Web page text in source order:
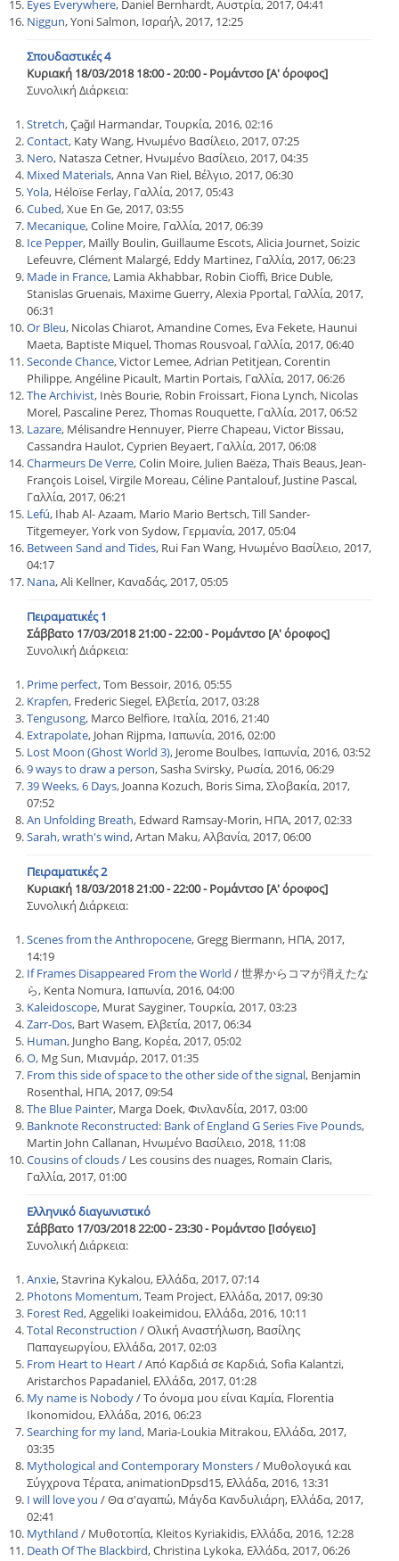
Eyes Everywhere, Daniel Bernhardt, Αυστρία, 2017, 04:41
Niggun, Yoni Salmon, Ισραήλ, 2017, 12:25
Σπουδαστικές 4
Κυριακή 18/03/2018 18:00 - 20:00 - Ρομάντσο [Α' όροφος]
Συνολική Διάρκεια:
Stretch, Çağıl Harmandar, Τουρκία, 2016, 02:16
Contact, Katy Wang, Ηνωμένο Βασίλειο, 2017, 07:25
Nero, Natasza Cetner, Ηνωμένο Βασίλειο, 2017, 04:35
Mixed Materials, Anna Van Riel, Βέλγιο, 2017, 06:30
Yola, Héloïse Ferlay, Γαλλία, 2017, 05:43
Cubed, Xue En Ge, 2017, 03:55
Mecanique, Coline Moire, Γαλλία, 2017, 06:39
Ice Pepper, Maïlly Boulin, Guillaume Escots, Alicia Journet, Soizic
Lefeuvre, Clément Malargé, Eddy Martinez, Γαλλία, 2017, 06:23
Made in France, Lamia Akhabbar, Robin Cioffi, Brice Duble,
Stanislas Gruenais, Maxime Guerry, Alexia Pportal, Γαλλία, 2017,
06:31
Or Bleu, Nicolas Chiarot, Amandine Comes, Eva Fekete, Haunui
Maeta, Baptiste Miquel, Thomas Rousvoal, Γαλλία, 2017, 06:40
Seconde Chance, Victor Lemee, Adrian Petitjean, Corentin
Philippe, Angéline Picault, Martin Portais, Γαλλία, 2017, 06:26
The Archivist, Inès Bourie, Robin Froissart, Fiona Lynch, Nicolas
Morel, Pascaline Perez, Thomas Rouquette, Γαλλία, 2017, 06:52
Lazare, Mélisandre Hennuyer, Pierre Chapeau, Victor Bissau,
Cassandra Haulot, Cyprien Beyaert, Γαλλία, 2017, 06:08
Charmeurs De Verre, Colin Moire, Julien Baëza, Thaïs Beaus, Jean-
François Loisel, Virgile Moreau, Céline Pantalouf, Justine Pascal,
Γαλλία, 2017, 06:21
Lefú, Ihab Al- Azaam, Mario Mario Bertsch, Till Sander-
Titgemeyer, York von Sydow, Γερμανία, 2017, 05:04
Between Sand and Tides, Rui Fan Wang, Ηνωμένο Βασίλειο, 2017,
04:17
Nana, Ali Kellner, Καναδάς, 2017, 05:05
Πειραματικές 1
Σάββατο 17/03/2018 21:00 - 22:00 - Ρομάντσο [Α' όροφος]
Συνολική Διάρκεια:
Prime perfect, Tom Bessoir, 2016, 05:55
Krapfen, Frederic Siegel, Ελβετία, 2017, 03:28
Tengusong, Marco Belfiore, Ιταλία, 2016, 21:40
Extrapolate, Johan Rijpma, Ιαπωνία, 2016, 02:00
Lost Moon (Ghost World 3), Jerome Boulbes, Ιαπωνία, 2016, 03:52
9 ways to draw a person, Sasha Svirsky, Ρωσία, 2016, 06:29
39 Weeks, 6 Days, Joanna Kozuch, Boris Sima, Σλοβακία, 2017,
07:52
An Unfolding Breath, Edward Ramsay-Morin, ΗΠΑ, 2017, 02:33
Sarah, wrath's wind, Artan Maku, Αλβανία, 2017, 06:00
Πειραματικές 2
Κυριακή 18/03/2018 21:00 - 22:00 - Ρομάντσο [Α' όροφος]
Συνολική Διάρκεια:
Scenes from the Anthropocene, Gregg Biermann, ΗΠΑ, 2017,
14:19
If Frames Disappeared From the World / 世界からコマが消えたな
ら, Kenta Nomura, Ιαπωνία, 2016, 04:00
Kaleidoscope, Murat Sayginer, Τουρκία, 2017, 03:23
Zarr-Dos, Bart Wasem, Ελβετία, 2017, 06:34
Human, Jungho Bang, Κορέα, 2017, 05:02
O, Mg Sun, Μιανμάρ, 2017, 01:35
From this side of space to the other side of the signal, Benjamin
Rosenthal, ΗΠΑ, 2017, 09:54
The Blue Painter, Marga Doek, Φινλανδία, 2017, 03:00
Banknote Reconstructed: Bank of England G Series Five Pounds,
Martin John Callanan, Ηνωμένο Βασίλειο, 2018, 11:08
Cousins of clouds/ Les cousins des nuages, Romain Claris,
Γαλλία, 2017, 01:00
Ελληνικό διαγωνιστικό
Σάββατο 17/03/2018 22:00 - 23:30 - Ρομάντσο [Ισόγειο]
Συνολική Διάρκεια:
Anxie, Stavrina Kykalou, Ελλάδα, 2017, 07:14
Photons Momentum, Team Project, Ελλάδα, 2017, 09:30
Forest Red, Aggeliki Ioakeimidou, Ελλάδα, 2016, 10:11
Total Reconstruction / Ολική Αναστήλωση, Βασίλης
Παπαγεωργίου, Ελλάδα, 2017, 02:03
From Heart to Heart/ Από Καρδιά σε Καρδιά, Sofia Kalantzi,
Aristarchos Papadaniel, Ελλάδα, 2017, 01:28
My name is Nobody/ Το όνομα μου είναι Καμία, Florentia
Ikonomidou, Ελλάδα, 2016, 06:23
Searching for my land, Maria-Loukia Mitrakou, Ελλάδα, 2017,
03:35
Mythological and Contemporary Monsters/ Μυθολογικά και
Σύγχρονα Τέρατα, animationDpsd15, Ελλάδα, 2016, 13:31
I will love you / Θα σ'αγαπώ, Μάγδα Κανδυλιάρη, Ελλάδα, 2017,
02:41
Mythland / Μυθοτοπία, Kleitos Kyriakidis, Ελλάδα, 2016, 12:28
Death Of The Blackbird, Christina Lykoka, Ελλάδα, 2017, 06:26